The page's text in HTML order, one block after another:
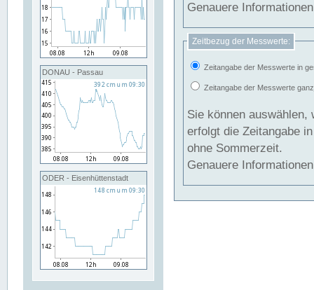
DONAU - Passau
ODER - Eisenhüttenstadt
Genauere
Zeitbezug der Messwerte:
Zeitangabe der Messwerte in
Zeitangabe der Messwerte
Sie können auswählen,
erfolgt die Zeitangabe
ohne Sommerzeit.
Genauere